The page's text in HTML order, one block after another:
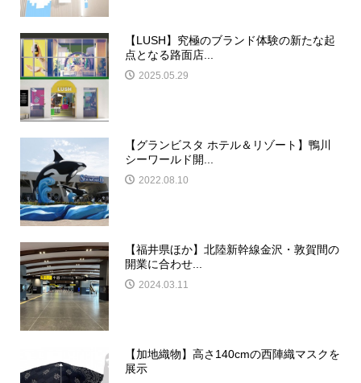
【LUSH】究極のブランド体験の新たな起
点となる路面店...
2025.05.29
【グランビスタ ホテル＆リゾート】鴨川
シーワールド開...
2022.08.10
【福井県ほか】北陸新幹線金沢・敦賀間の
開業に合わせ...
2024.03.11
【加地織物】高さ140cmの西陣織マスクを
展示